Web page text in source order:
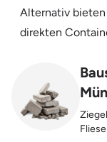
Alternativ
direkten